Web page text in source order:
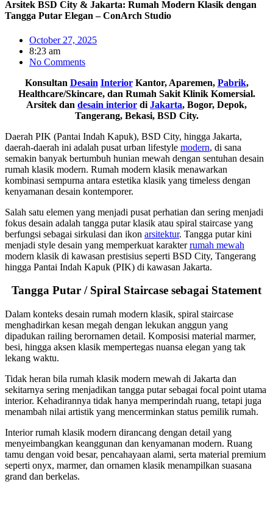
Arsitek BSD City & Jakarta: Rumah Modern Klasik dengan
Tangga Putar Elegan – ConArch Studio
October 27, 2025
8:23 am
No Comments
Konsultan Desain InteriorKantor, Aparemen, Pabrik,
Healthcare/Skincare, dan Rumah Sakit Klinik Komersial.
Arsitek dan desain interior di Jakarta, Bogor, Depok,
Tangerang, Bekasi, BSD City.
Daerah PIK (Pantai Indah Kapuk), BSD City, hingga Jakarta,
daerah-daerah ini adalah pusat urban lifestyle modern, di sana
semakin banyak bertumbuh hunian mewah dengan sentuhan desain
rumah klasik modern. Rumah modern klasik menawarkan
kombinasi sempurna antara estetika klasik yang timeless dengan
kenyamanan desain kontemporer.
Salah satu elemen yang menjadi pusat perhatian dan sering menjadi
fokus desain adalah tangga putar klasik atau spiral staircase yang
berfungsi sebagai sirkulasi dan ikon arsitektur. Tangga putar kini
menjadi style desain yang memperkuat karakterrumah mewah
modern klasik di kawasan prestisius seperti BSD City, Tangerang
hingga Pantai Indah Kapuk (PIK) di kawasan Jakarta.
Tangga Putar / Spiral Staircase sebagai Statement
Dalam konteks desain rumah modern klasik, spiral staircase
menghadirkan kesan megah dengan lekukan anggun yang
dipadukan railing berornamen detail. Komposisi material marmer,
besi, hingga aksen klasik mempertegas nuansa elegan yang tak
lekang waktu.
Tidak heran bila rumah klasik modern mewah di Jakarta dan
sekitarnya sering menjadikan tangga putar sebagai focal point utama
interior. Kehadirannya tidak hanya memperindah ruang, tetapi juga
menambah nilai artistik yang mencerminkan status pemilik rumah.
Interior rumah klasik modern dirancang dengan detail yang
menyeimbangkan keanggunan dan kenyamanan modern. Ruang
tamu dengan void besar, pencahayaan alami, serta material premium
seperti onyx, marmer, dan ornamen klasik menampilkan suasana
grand dan berkelas.